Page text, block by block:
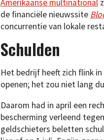
Amerikaanse multinational
de financiële nieuwssite
concurrentie van lokale
Schulden
Het bedrijf heeft zich flink
openen; het zou niet lang
Daarom had in april een
bescherming verleend
geldschieters beletten